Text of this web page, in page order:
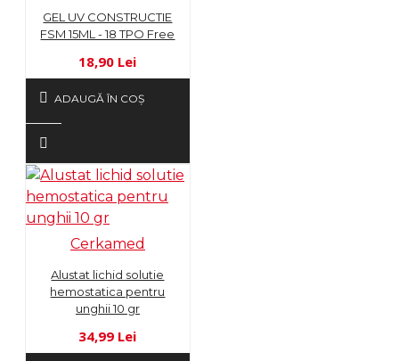
GEL UV CONSTRUCTIE
FSM 15ML - 18 TPO Free
18,90 Lei
ADAUGĂ ÎN COŞ
Cerkamed
Alustat lichid solutie
hemostatica pentru
unghii 10 gr
34,99 Lei